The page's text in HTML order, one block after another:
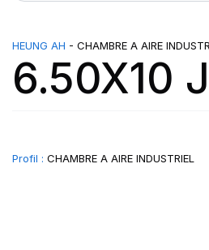
HEUNG AH - CHAMBRE A AIRE
6.50X10
Profil : CHAMBRE A AIRE INDUSTRIEL